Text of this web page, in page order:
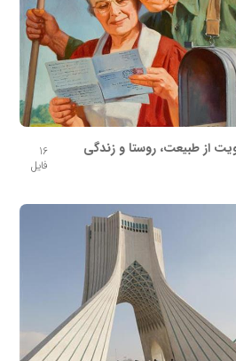
از طبیعت، روستا و زندگی
16
فایل